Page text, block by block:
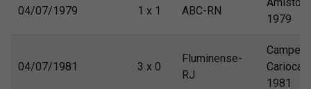
04/07/1979 1 x 1 ABC-RN
1979
04/07/1981 3 x 0
Fluminense-
RJ
Carioca
1981